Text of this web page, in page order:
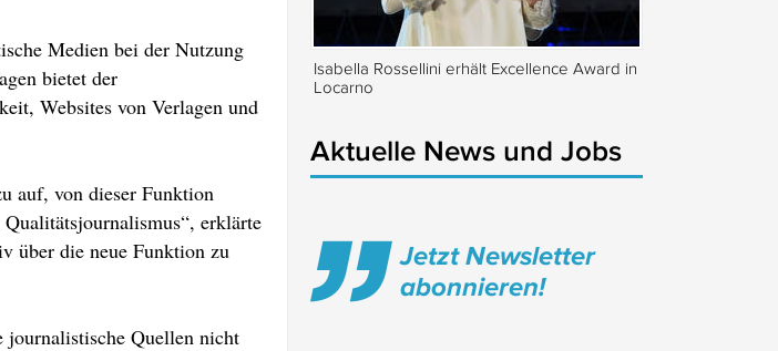
Medien bei der Nutzung
bietet der
Websites von Verlagen und
auf, von dieser Funktion
erklärte
über die neue Funktion zu
journalistische Quellen nicht
Isabella Rossellini erhält Excellence Award in
Locarno
Aktuelle News und Jobs
Jetzt Newsletter
abonnieren!